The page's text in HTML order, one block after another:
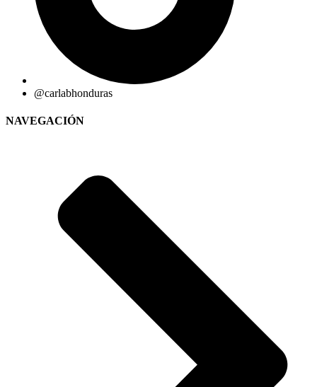
@carlabhonduras
NAVEGACIÓN